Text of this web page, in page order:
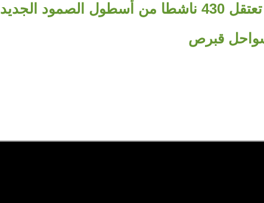
- إسرائيل تعتقل 430 ناشطا من أسطول الصمود الجديد
سواحل قبرص